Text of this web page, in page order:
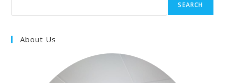
SEARCH
About Us